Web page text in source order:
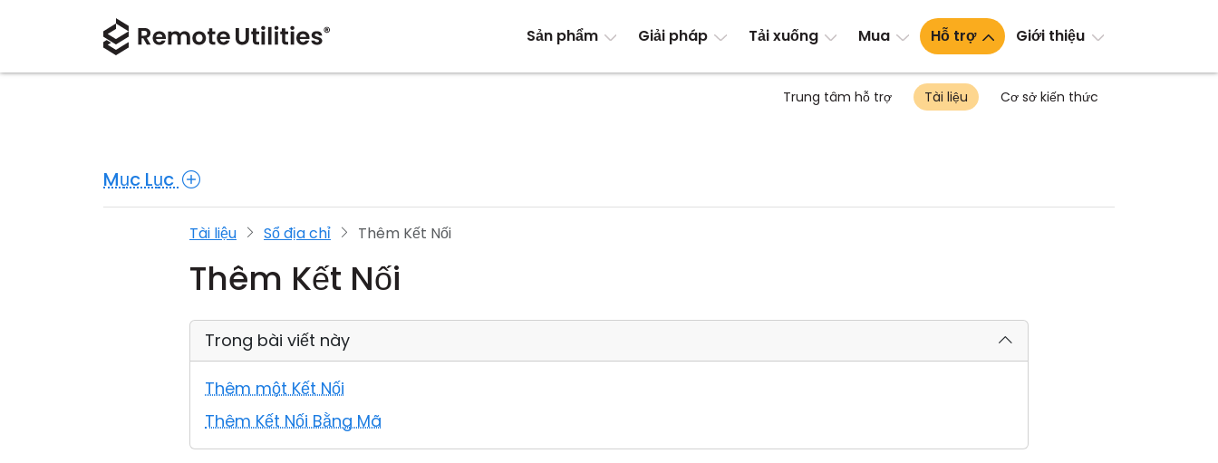
Sản phẩm Giải pháp Tải xuống Mua Hỗ trợ Giới thiệu
Trung tâm hỗ trợ Tài liệu Cơ sở kiến thức
Mục Lục
Tài liệu Sổ địa chỉ Thêm Kết Nối
Thêm Kết Nối
Trong bài viết này
Thêm một Kết Nối
Thêm Kết Nối Bằng Mã